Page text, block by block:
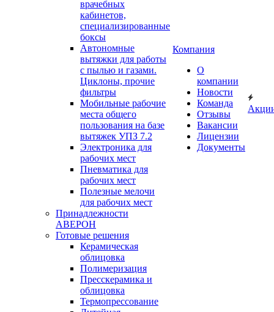
врачебных
кабинетов,
специализированные
боксы
Автономные
вытяжки для работы
с пылью и газами.
Циклоны, прочие
фильтры
Мобильные рабочие
места общего
пользования на базе
вытяжек УПЗ 7.2
Электроника для
рабочих мест
Пневматика для
рабочих мест
Полезные мелочи
для рабочих мест
Принадлежности
АВЕРОН
Готовые решения
Керамическая
облицовка
Полимеризация
Пресскерамика и
облицовка
Термопрессование
Компания
О
компании
Новости
Команда
Отзывы
Вакансии
Лицензии
Документы